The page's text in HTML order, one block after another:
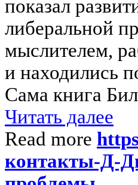
показал
либеральной
мыслителем,
и находились
Сама книга
Читать далее
Read more
контакты-Д-